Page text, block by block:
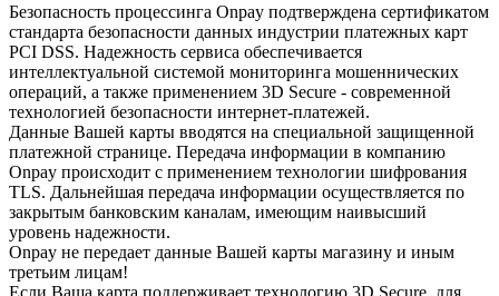
Безопасность процессинга Onpay подтверждена сертификатом
стандарта безопасности данных индустрии платежных карт
PCI DSS. Надежность сервиса обеспечивается
интеллектуальной системой мониторинга мошеннических
операций, а также применением 3D Secure - современной
технологией безопасности интернет-платежей.
Данные Вашей карты вводятся на специальной защищенной
платежной странице. Передача информации в компанию
Onpay происходит с применением технологии шифрования
TLS. Дальнейшая передача информации осуществляется по
закрытым банковским каналам, имеющим наивысший
уровень надежности.
Onpay не передает данные Вашей карты магазину и иным
третьим лицам!
Если Ваша карта поддерживает технологию 3D Secure, для